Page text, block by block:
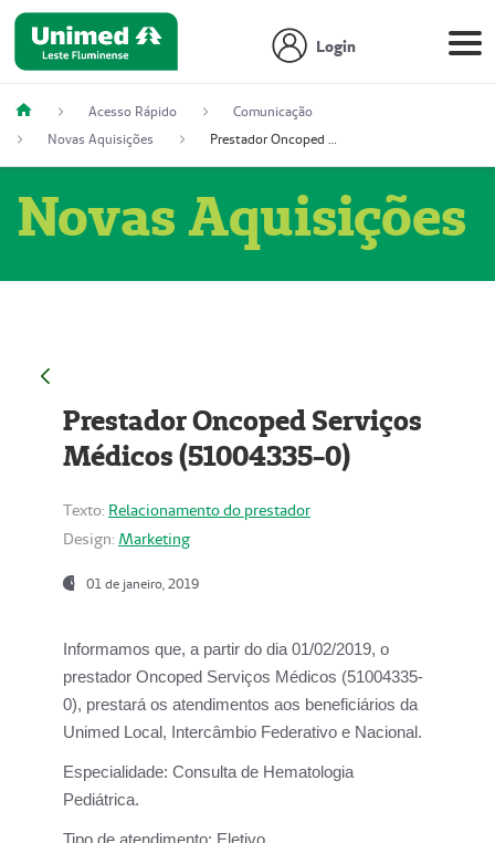
Login
Acesso Rápido
Comunicação
Novas Aquisições
Prestador Oncoped Serviços Médicos (51004335-0)
Novas Aquisições
Prestador Oncoped Serviços
Médicos (51004335-0)
Texto: Relacionamento do prestador
Design: Marketing
01 de janeiro, 2019
Informamos que, a partir do dia 01/02/2019, o
prestador Oncoped Serviços Médicos (51004335-
0), prestará os atendimentos aos beneficiários da
Unimed Local, Intercâmbio Federativo e Nacional.
Especialidade: Consulta de Hematologia
Pediátrica.